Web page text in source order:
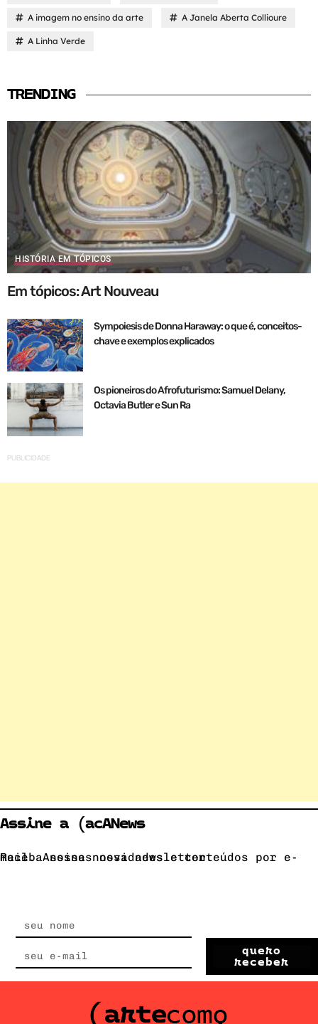
A imagem no ensino da arte A Janela Aberta Collioure
A Linha Verde
TRENDING
HISTÓRIA EM TÓPICOS
Em tópicos: Art Nouveau
Sympoiesis de Donna Haraway: o que é, conceitos-
chave e exemplos explicados
Os pioneiros do Afrofuturismo: Samuel Delany,
Octavia Butler e Sun Ra
PUBLICIDADE
Assine a (acANews
Receba nossas novidades e conteúdos por e-mail. Assine nossa newsletter.
quero
receber